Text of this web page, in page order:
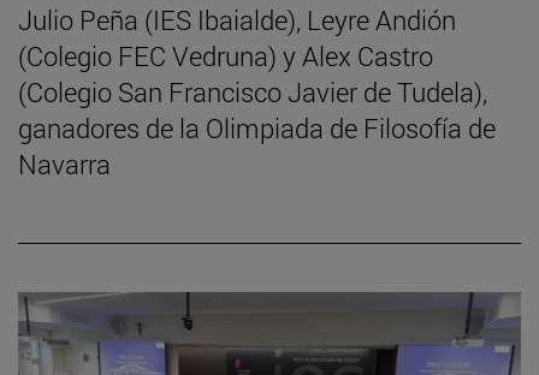
Julio Peña (IES Ibaialde), Leyre Andión
(Colegio FEC Vedruna) y Alex Castro
(Colegio San Francisco Javier de Tudela),
ganadores de la Olimpiada de Filosofía de
Navarra